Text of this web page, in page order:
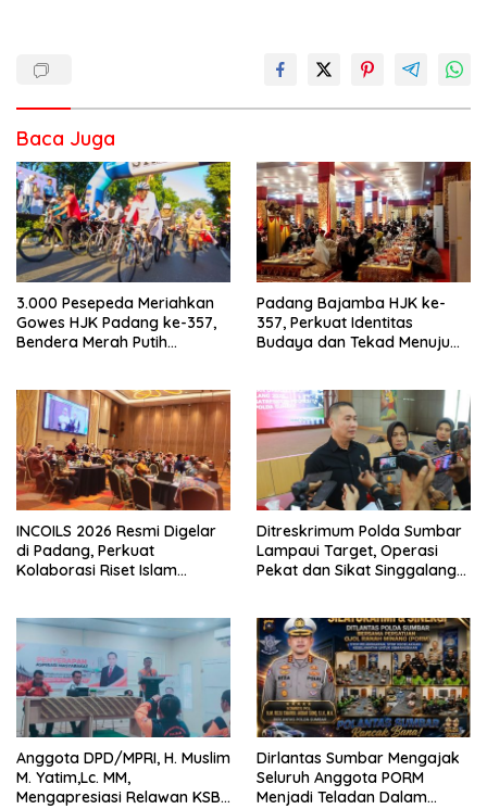
Baca Juga
3.000 Pesepeda Meriahkan
Gowes HJK Padang ke-357,
Bendera Merah Putih
Padang Bajamba HJK ke-
357, Perkuat Identitas
Budaya dan Tekad Menuju
INCOILS 2026 Resmi Digelar
di Padang, Perkuat
Kolaborasi Riset Islam
Ditreskrimum Polda Sumbar
Lampaui Target, Operasi
Pekat dan Sikat Singgalang
Anggota DPD/MPRI, H. Muslim
M. Yatim,Lc. MM,
Mengapresiasi Relawan KSB
Dirlantas Sumbar Mengajak
Seluruh Anggota PORM
Menjadi Teladan Dalam